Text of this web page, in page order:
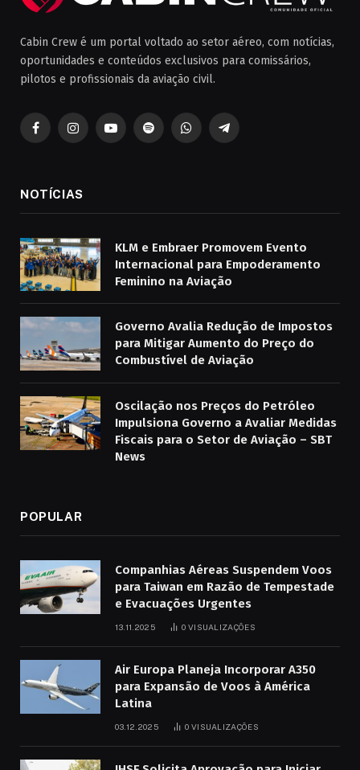
Cabin Crew é um portal voltado ao setor aéreo, com notícias,
oportunidades e conteúdos exclusivos para comissários,
pilotos e profissionais da aviação civil.
FacebookInstagramYouTubeSpotifyWhatsAppTelegrama
NOTÍCIAS
KLM e Embraer Promovem Evento
Internacional para Empoderamento
Feminino na Aviação
Governo Avalia Redução de Impostos
para Mitigar Aumento do Preço do
Combustível de Aviação
Oscilação nos Preços do Petróleo
Impulsiona Governo a Avaliar Medidas
Fiscais para o Setor de Aviação – SBT
News
POPULAR
Companhias Aéreas Suspendem Voos
para Taiwan em Razão de Tempestade
e Evacuações Urgentes
13.11.2025 0 VISUALIZAÇÕES
Air Europa Planeja Incorporar A350
para Expansão de Voos à América
Latina
03.12.2025 0 VISUALIZAÇÕES